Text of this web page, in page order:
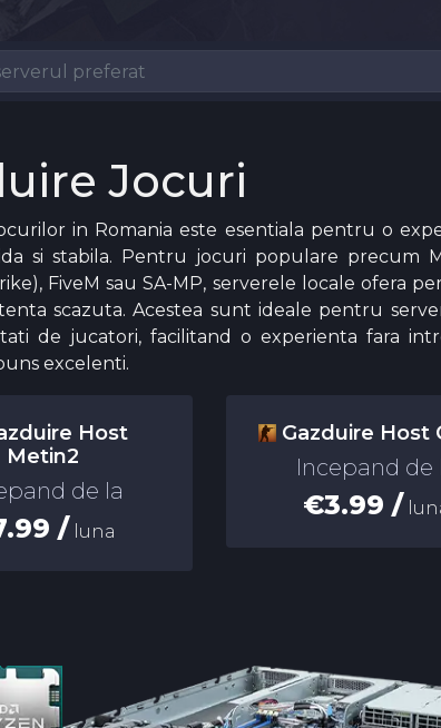
Jocuri
in Romania este esentiala pentru o
si stabila. Pentru jocuri populare precum
FiveM sau SA-MP, serverele locale ofera
scazuta. Acestea sunt ideale pentru
de jucatori, facilitand o experienta fara
excelenti.
Host
Metin2
de la
/ luna
Gazduire Host
Incepand de
€3.99 /